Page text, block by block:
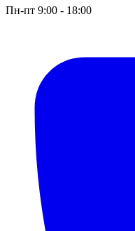
Пн-пт 9:00 - 18:00